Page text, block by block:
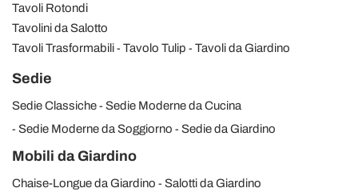
Tavoli Rotondi
Tavolini da Salotto
Tavoli Trasformabili
Tavolo Tulip Tavoli da Giardino
Sedie
Sedie Classiche
Sedie Moderne da Cucina
Sedie Moderne da Soggiorno
Sedie da Giardino
Mobili da Giardino
Chaise-Longue da Giardino
Salotti da Giardino